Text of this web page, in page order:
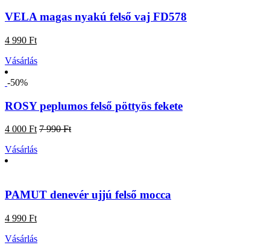
VELA magas nyakú felső vaj FD578
4 990 Ft
Vásárlás
-50%
ROSY peplumos felső pöttyös fekete
4 000 Ft 7 990 Ft
Vásárlás
PAMUT denevér ujjú felső mocca
4 990 Ft
Vásárlás